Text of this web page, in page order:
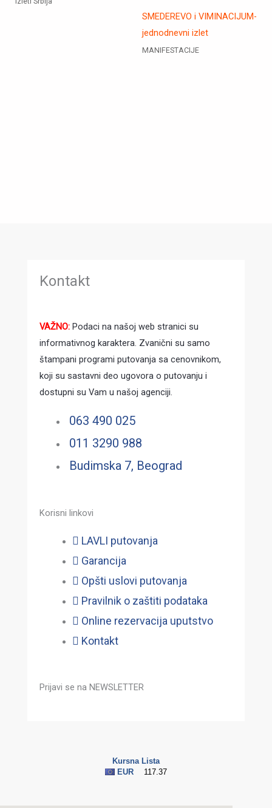
SMEDEREVO i VIMINACIJUM-
jednodnevni izlet
MANIFESTACIJE
Kontakt
VAŽNO: Podaci na našoj web stranici su
informativnog karaktera. Zvanični su samo
štampani programi putovanja sa cenovnikom,
koji su sastavni deo ugovora o putovanju i
dostupni su Vam u našoj agenciji.
063 490 025
011 3290 988
Budimska 7, Beograd
Korisni linkovi
LAVLI putovanja
Garancija
Opšti uslovi putovanja
Pravilnik o zaštiti podataka
Online rezervacija uputstvo
Kontakt
Prijavi se na NEWSLETTER